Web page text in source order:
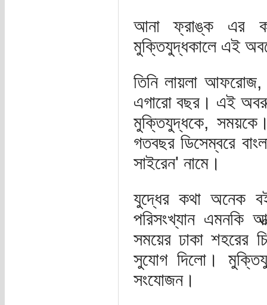
আনা ফ্রাঙ্ক এর
মুক্তিযুদ্ধকালে এই
তিনি লায়লা আফরোজ,
এগারো বছর। এই
মুক্তিযুদ্ধকে,
গতবছর ডিসেম্বরে
সাইরেন' নামে।
যুদ্ধের কথা অনেক
পরিসংখ্যান এমনকি
সময়ের ঢাকা শহরের
সুযোগ দিলো।
সংযোজন।